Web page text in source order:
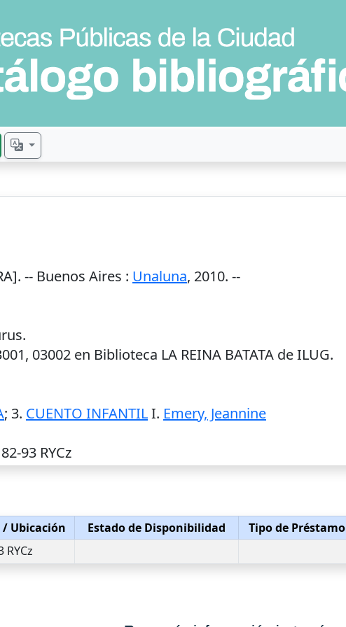
-- Buenos Aires : Unaluna, 2010. --
03002 en Biblioteca LA REINA BATATA de ILUG.
; 3. CUENTO INFANTILI. Emery, Jeannine
93 RYCz
/ Ubicación Estado de Disponibilidad Tipo de Préstamo
RYCz